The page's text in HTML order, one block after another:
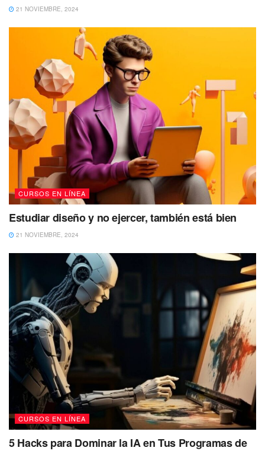
21 NOVIEMBRE, 2024
CURSOS EN LÍNEA
Estudiar diseño y no ejercer, también está bien
21 NOVIEMBRE, 2024
CURSOS EN LÍNEA
5 Hacks para Dominar la IA en Tus Programas de